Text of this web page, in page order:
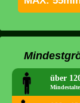
über